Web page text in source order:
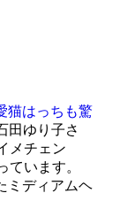
猫はっちも驚
田ゆり子さ
メチェン
ています。
ミディアムヘ